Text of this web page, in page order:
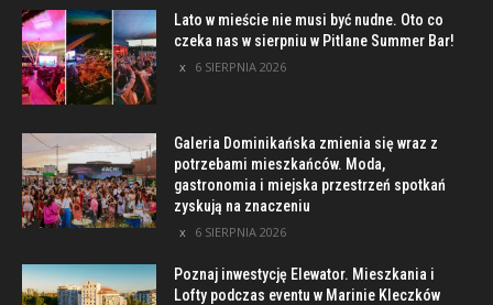
Lato w mieście nie musi być nudne. Oto co
czeka nas w sierpniu w Pitlane Summer Bar!
6 SIERPNIA 2026
Galeria Dominikańska zmienia się wraz z
potrzebami mieszkańców. Moda,
gastronomia i miejska przestrzeń spotkań
zyskują na znaczeniu
6 SIERPNIA 2026
Poznaj inwestycję Elewator. Mieszkania i
Lofty podczas eventu w Marinie Kleczków